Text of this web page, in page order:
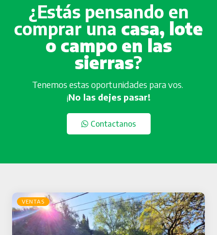
¿Estás pensando en
comprar una casa, lote
o campo en las
sierras?
Tenemos estas oportunidades para vos.
¡No las dejes pasar!
Contactanos
VENTAS